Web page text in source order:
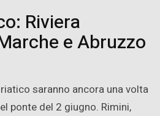
Riviera
e Abruzzo
saranno ancora una volta
ponte del 2 giugno. Rimini,